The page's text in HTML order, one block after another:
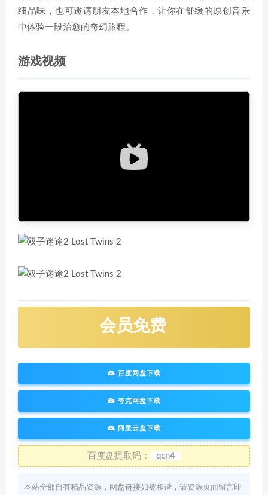
细品味，也可邀请朋友本地合作，让你在舒缓的原创音乐
中体验一段治愈的奇幻旅程。
游戏视频
会员免费
百度网盘下载
夸克网盘下载
阿里云盘下载
百度盘提取码： qcn4
本站全部自有精品资源，网盘链接如被和谐，请资源页面留言即